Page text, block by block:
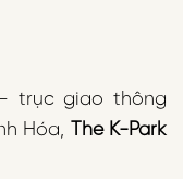
trục giao thông
Hóa,
The K-Park